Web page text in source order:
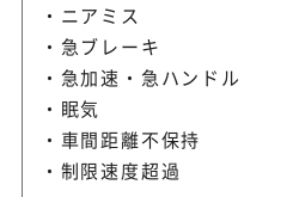
ニアミス
急ブレーキ
急加速・急ハンドル
眠気
車間距離不保持
制限速度超過